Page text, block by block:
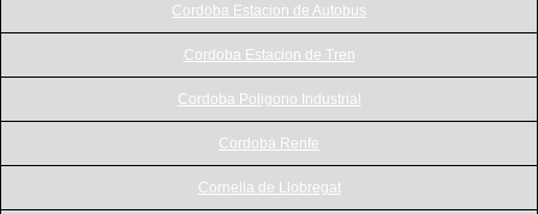
Cordoba Estacion de Autobus
Cordoba Estacion de Tren
Cordoba Poligono Industrial
Cordoba Renfe
Cornella de Llobregat